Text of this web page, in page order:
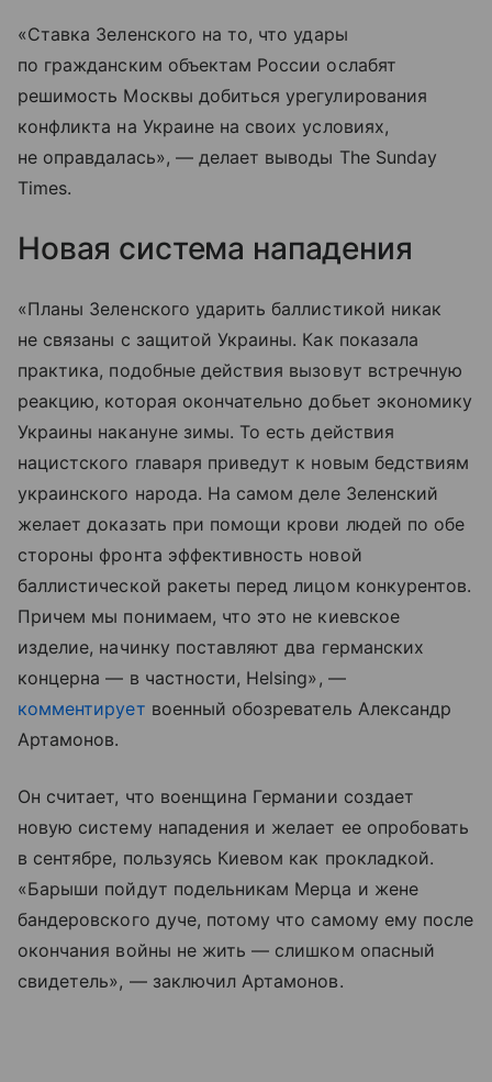
«Ставка Зеленского на то, что удары
по гражданским объектам России ослабят
решимость Москвы добиться урегулирования
конфликта на Украине на своих условиях,
не оправдалась», — делает выводы The Sunday
Times.
Новая система нападения
«Планы Зеленского ударить баллистикой никак
не связаны с защитой Украины. Как показала
практика, подобные действия вызовут встречную
реакцию, которая окончательно добьет экономику
Украины накануне зимы. То есть действия
нацистского главаря приведут к новым бедствиям
украинского народа. На самом деле Зеленский
желает доказать при помощи крови людей по обе
стороны фронта эффективность новой
баллистической ракеты перед лицом конкурентов.
Причем мы понимаем, что это не киевское
изделие, начинку поставляют два германских
концерна — в частности, Helsing», —
комментирует военный обозреватель Александр
Артамонов.
Он считает, что военщина Германии создает
новую систему нападения и желает ее опробовать
в сентябре, пользуясь Киевом как прокладкой.
«Барыши пойдут подельникам Мерца и жене
бандеровского дуче, потому что самому ему после
окончания войны не жить — слишком опасный
свидетель», — заключил Артамонов.